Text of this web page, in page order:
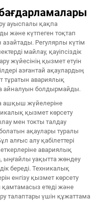
ауыспалы қақпа
және күтпеген тоқтап
Регулярлы күтім
майлау, қауіпсіздік
жүйесінің қызмет етуін
азғантай ақаулардың
тұратын авариялық
айналуын болдырмайды.
ашқыш жүйелеріне
қызмет көрсету
мен токты талдау
ақаулары туралы
алғыс алу қабілеттері
авариялық
ыңғайлы уақытта жөндеу
береді. Техникалық
енгізу қызмет көрсету
етеді және
талаптары үшін құжаттама